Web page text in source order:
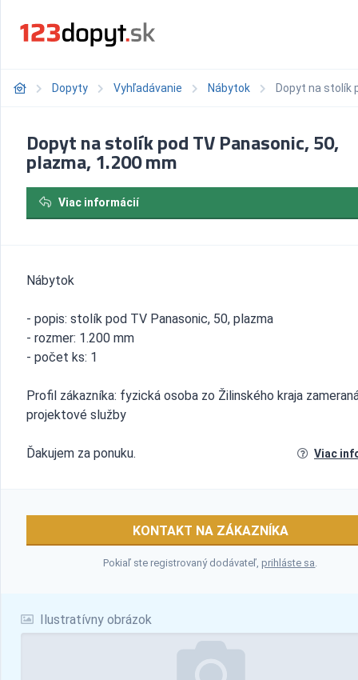
Dopyty Vyhľadávanie Nábytok Dopyt na stolík
Ilustratívny obrázok
Dopyt na stolík pod TV Panasonic, 50,
plazma, 1.200 mm
Viac informácií
Nábytok
- popis: stolík pod TV Panasonic, 50, plazma
- rozmer: 1.200 mm
- počet ks: 1
Profil zákazníka: fyzická osoba zo Žilinského kraja
projektové služby
Ďakujem za ponuku. Viac
KONTAKT NA ZÁKAZNÍKA
Pokiaľ ste registrovaný dodávateľ,prihláste sa.